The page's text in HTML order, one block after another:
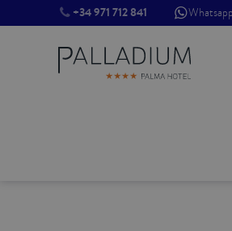
+34 971 712 841 Whatsapp
INDIVIDUAL RED